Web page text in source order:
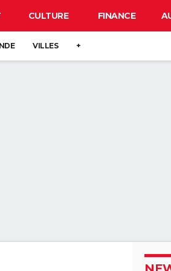
CULTURE FINANCE
VILLES +